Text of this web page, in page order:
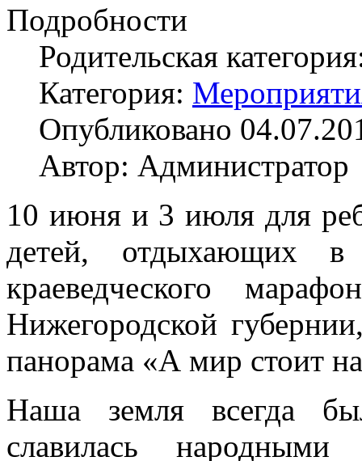
Подробности
Родительская
Категория:
Опубликовано
Автор: Администратор
10 июня и 3 июля для
детей,
краеведческого
Нижегородской
панорама «А мир стоит
Наша земля всегда
славилась